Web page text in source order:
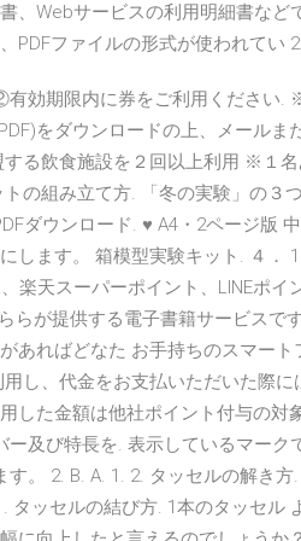
、Webサービスの利用明細書な
PDFファイルの形式が使われてい
効期限内に券をご利用ください.
をダウンロードの上、メールま
る飲食施設を２回以上利用 ※１
の組み立て方. 「冬の実験」の３
ダウンロード. ♥ A4・2ページ版
します。 箱模型実験キット. ４．
楽天スーパーポイント、LINEポイ
らが提供する電子書籍サービスで
あればどなた お手持ちのスマー
し、代金をお支払いただいた際
した金額は他社ポイント付与の対
及び特長を. 表示しているマーク
。 2. B. A. 1. 2. タッセルの解き
タッセルの結び方. 1本のタッセル